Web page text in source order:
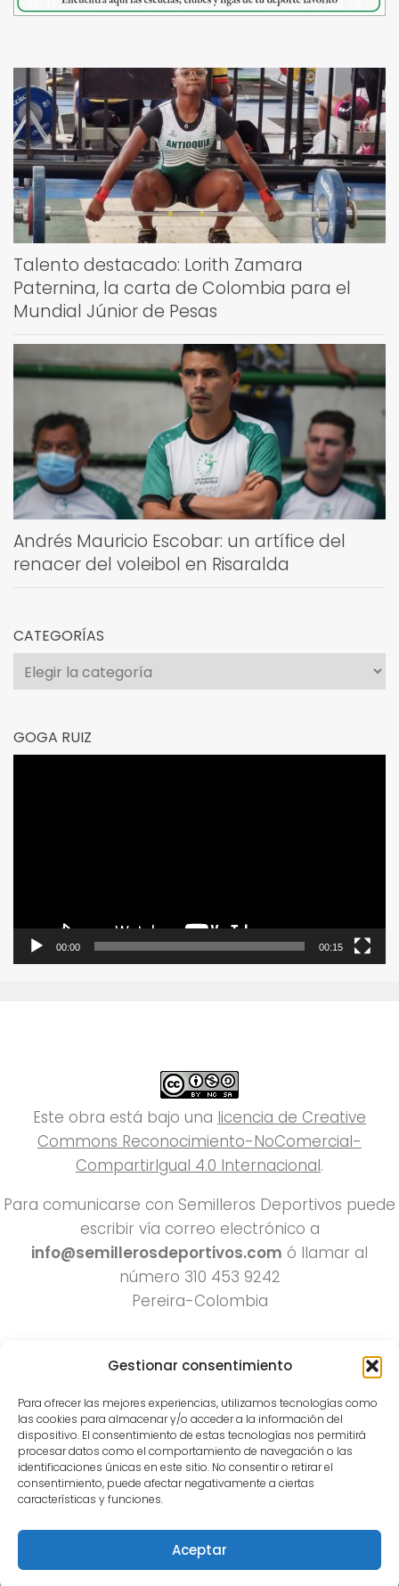
Gestionar consentimiento
Para ofrecer las mejores experiencias, utilizamos tecnologías como
las cookies para almacenar y/o acceder a la información del
dispositivo. El consentimiento de estas tecnologías nos permitirá
procesar datos como el comportamiento de navegación o las
identificaciones únicas en este sitio. No consentir o retirar el
consentimiento, puede afectar negativamente a ciertas
características y funciones.
Aceptar
Talento destacado: Lorith Zamara
Paternina, la carta de Colombia para el
Mundial Júnior de Pesas
Andrés Mauricio Escobar: un artífice del
renacer del voleibol en Risaralda
CATEGORÍAS
Categorías
GOGA RUIZ
00:00 00:15
Este obra está bajo una licencia de Creative
Commons Reconocimiento-NoComercial-
CompartirIgual 4.0 Internacional.
Para comunicarse con Semilleros Deportivos puede
escribir vía correo electrónico a
info@semillerosdeportivos.com ó llamar al
número 310 453 9242
Pereira-Colombia
Todos los derechos reservados 2022.
Funciona con - Diseñado con el